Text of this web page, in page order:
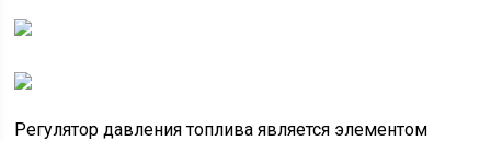
Регулятор давления топлива является элементом